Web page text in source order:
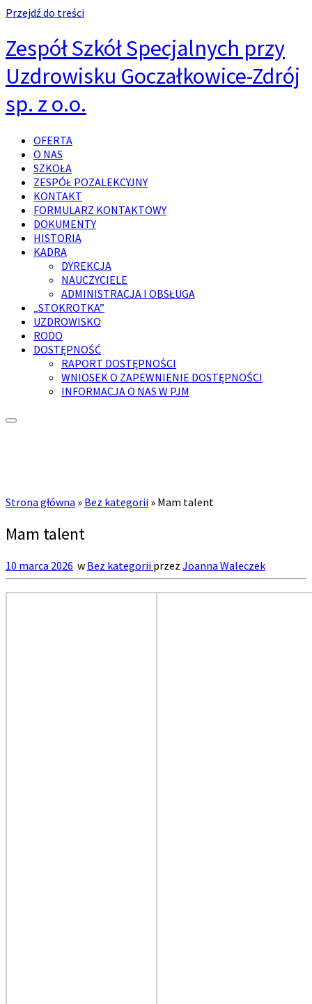
Przejdź do treści
Zespół Szkół Specjalnych przy
Uzdrowisku Goczałkowice-Zdrój
sp. z o.o.
OFERTA
O NAS
SZKOŁA
ZESPÓŁ POZALEKCYJNY
KONTAKT
FORMULARZ KONTAKTOWY
DOKUMENTY
HISTORIA
KADRA
DYREKCJA
NAUCZYCIELE
ADMINISTRACJA I OBSŁUGA
„STOKROTKA”
UZDROWISKO
RODO
DOSTĘPNOŚĆ
RAPORT DOSTĘPNOŚCI
WNIOSEK O ZAPEWNIENIE DOSTĘPNOŚCI
INFORMACJA O NAS W PJM
Strona główna » Bez kategorii » Mam talent
Mam talent
10 marca 2026 w Bez kategorii przez Joanna Waleczek